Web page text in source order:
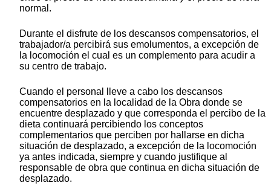
normal.
Durante el disfrute de los descansos compensatorios, el
trabajador/a percibirá sus emolumentos, a excepción de
la locomoción el cual es un complemento para acudir a
su centro de trabajo.
Cuando el personal lleve a cabo los descansos
compensatorios en la localidad de la Obra donde se
encuentre desplazado y que corresponda el percibo de la
dieta continuará percibiendo los conceptos
complementarios que perciben por hallarse en dicha
situación de desplazado, a excepción de la locomoción
ya antes indicada, siempre y cuando justifique al
responsable de obra que continua en dicha situación de
desplazado.